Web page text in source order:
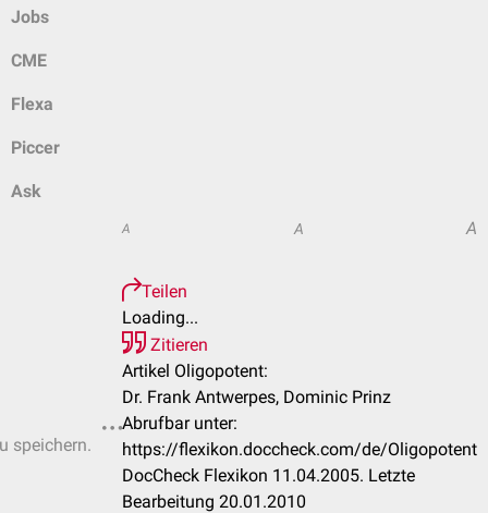
Jobs
CME
Flexa
Piccer
Ask
speichern.
A A A
Teilen
Loading...
Zitieren
Artikel Oligopotent:
Dr. Frank Antwerpes, Dominic Prinz
Abrufbar unter:
https://flexikon.doccheck.com/de/Oligopotent
DocCheck Flexikon 11.04.2005. Letzte
Bearbeitung 20.01.2010